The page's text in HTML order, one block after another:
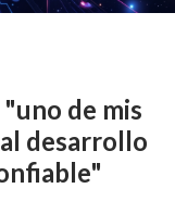
de mis
desarrollo